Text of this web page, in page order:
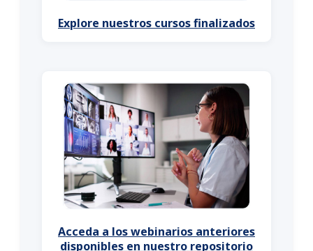
Explore nuestros cursos finalizados
Acceda a los webinarios anteriores
disponibles en nuestro repositorio